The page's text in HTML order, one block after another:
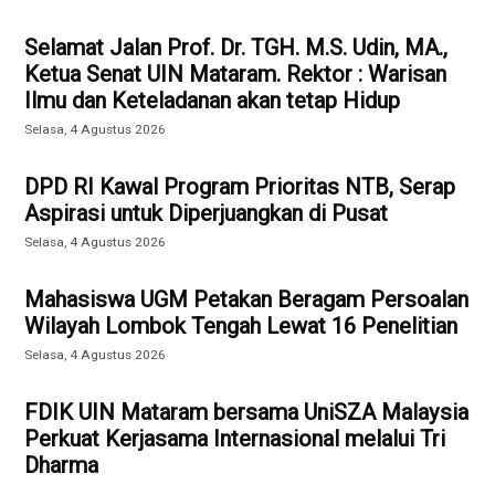
Selamat Jalan Prof. Dr. TGH. M.S. Udin, MA.,
Ketua Senat UIN Mataram. Rektor : Warisan
Ilmu dan Keteladanan akan tetap Hidup
Selasa, 4 Agustus 2026
DPD RI Kawal Program Prioritas NTB, Serap
Aspirasi untuk Diperjuangkan di Pusat
Selasa, 4 Agustus 2026
Mahasiswa UGM Petakan Beragam Persoalan
Wilayah Lombok Tengah Lewat 16 Penelitian
Selasa, 4 Agustus 2026
FDIK UIN Mataram bersama UniSZA Malaysia
Perkuat Kerjasama Internasional melalui Tri
Dharma